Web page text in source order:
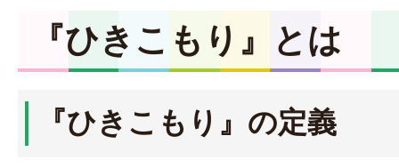
『ひきこもり』とは
『ひきこもり』の定義